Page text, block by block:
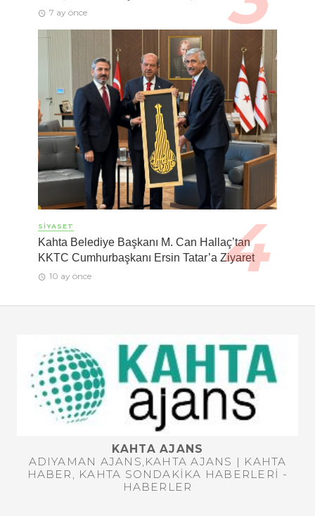
7 ay önce
SIYASET
Kahta Belediye Başkanı M. Can Hallaç’tan
KKTC Cumhurbaşkanı Ersin Tatar’a Ziyaret
10 ay önce
KAHTA AJANS
ADIYAMAN AJANS,KAHTA AJANS | KAHTA
HABER, KAHTA SONDAKIKA HABERLERI -
HABERLER